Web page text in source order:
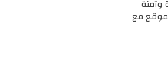
تمامًا
وآمنة
مع